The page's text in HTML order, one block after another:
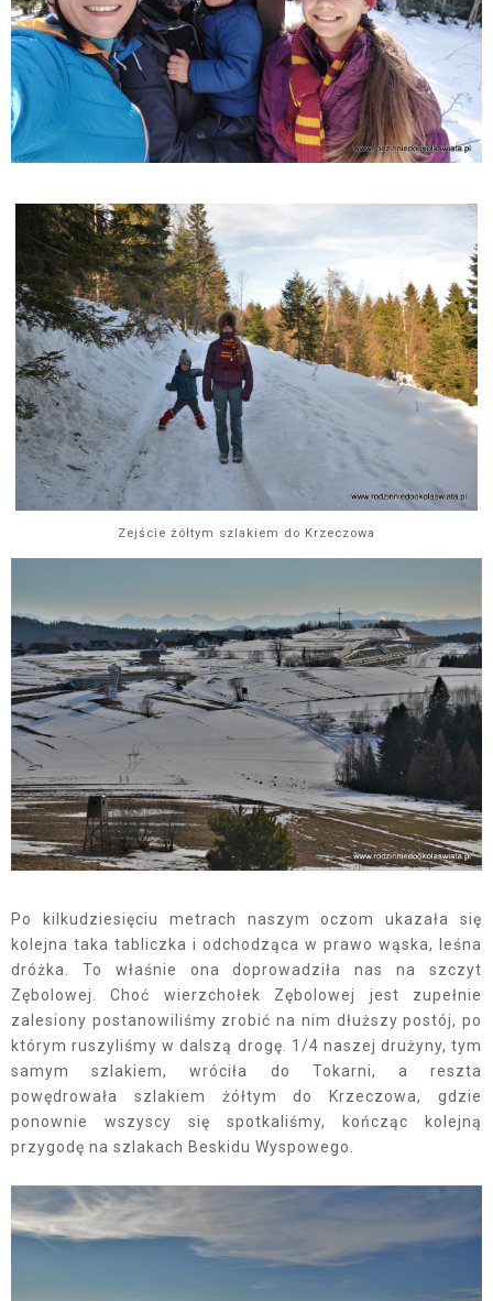
Zejście żółtym szlakiem do Krzeczowa
Po kilkudziesięciu metrach naszym oczom ukazała się
kolejna taka tabliczka i odchodząca w prawo wąska, leśna
dróżka. To właśnie ona doprowadziła nas na szczyt
Zębolowej. Choć wierzchołek Zębolowej jest zupełnie
zalesiony postanowiliśmy zrobić na nim dłuższy postój, po
którym ruszyliśmy w dalszą drogę. 1/4 naszej drużyny, tym
samym szlakiem, wróciła do Tokarni, a reszta
powędrowała szlakiem żółtym do Krzeczowa, gdzie
ponownie wszyscy się spotkaliśmy, kończąc kolejną
przygodę na szlakach Beskidu Wyspowego.